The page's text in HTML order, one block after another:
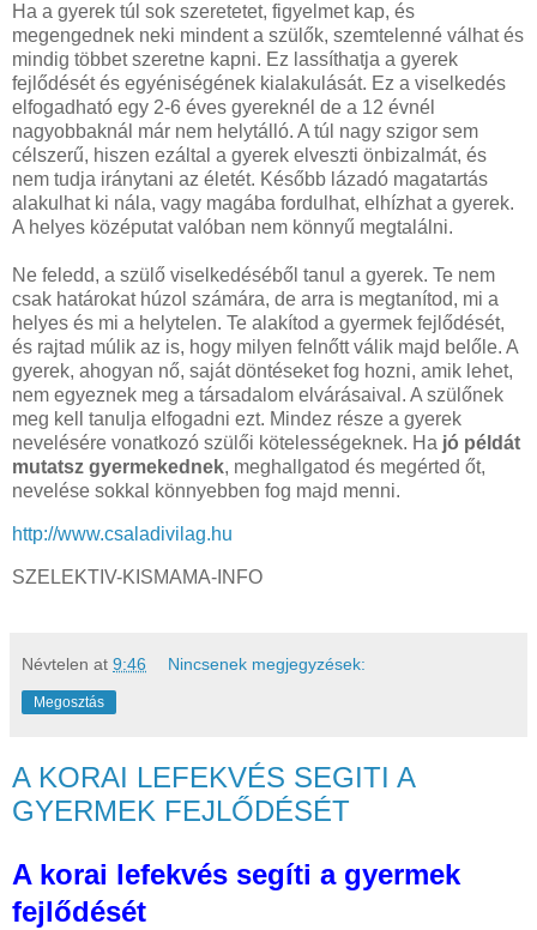
Ha a gyerek túl sok szeretetet, figyelmet kap, és
megengednek neki mindent a szülők, szemtelenné válhat és
mindig többet szeretne kapni. Ez lassíthatja a gyerek
fejlődését és egyéniségének kialakulását. Ez a viselkedés
elfogadható egy 2-6 éves gyereknél de a 12 évnél
nagyobbaknál már nem helytálló. A túl nagy szigor sem
célszerű, hiszen ezáltal a gyerek elveszti önbizalmát, és
nem tudja iránytani az életét. Később lázadó magatartás
alakulhat ki nála, vagy magába fordulhat, elhízhat a gyerek.
A helyes középutat valóban nem könnyű megtalálni.
Ne feledd, a szülő viselkedéséből tanul a gyerek. Te nem
csak határokat húzol számára, de arra is megtanítod, mi a
helyes és mi a helytelen. Te alakítod a gyermek fejlődését,
és rajtad múlik az is, hogy milyen felnőtt válik majd belőle. A
gyerek, ahogyan nő, saját döntéseket fog hozni, amik lehet,
nem egyeznek meg a társadalom elvárásaival. A szülőnek
meg kell tanulja elfogadni ezt. Mindez része a gyerek
nevelésére vonatkozó szülői kötelességeknek. Ha jó példát
mutatsz gyermekednek, meghallgatod és megérted őt,
nevelése sokkal könnyebben fog majd menni.
http://www.csaladivilag.hu
SZELEKTIV-KISMAMA-INFO
Névtelen at 9:46 Nincsenek megjegyzések:
Megosztás
A KORAI LEFEKVÉS SEGITI A
GYERMEK FEJLŐDÉSÉT
A korai lefekvés segíti a gyermek
fejlődését